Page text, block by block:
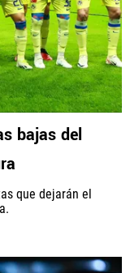
bajas del
que dejarán el